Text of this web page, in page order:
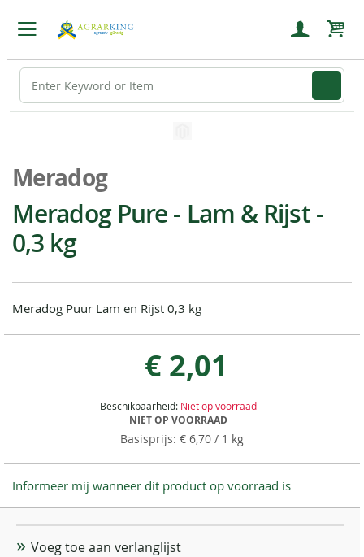
het
einde
van
de
afbeeldingen-
gallerij
naar
het
begin
van
de
afbeeldingen-
gallerij
Meradog
Meradog Pure - Lam & Rijst -
0,3 kg
Meradog Puur Lam en Rijst 0,3 kg
€ 2,01
€ 6,70 / 1 kg
Beschikbaarheid: Niet op voorraad
NIET OP VOORRAAD
Informeer mij wanneer dit product op voorraad is
Voeg toe aan verlanglijst